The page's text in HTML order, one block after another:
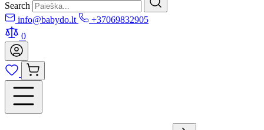
Search
info@babydo.lt
+37069832905
0